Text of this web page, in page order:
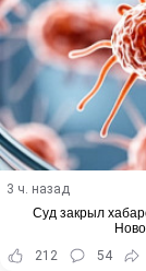
3 ч. назад
Суд закрыл
212
54